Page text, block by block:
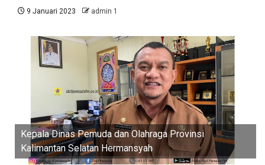
9 Januari 2023 admin 1
Kepala Dinas Pemuda dan Olahraga Provinsi
Kalimantan Selatan Hermansyah